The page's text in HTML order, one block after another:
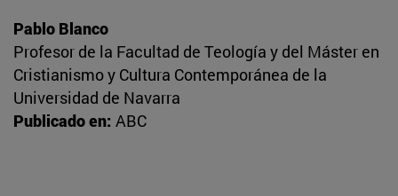
Pablo Blanco
Profesor de la Facultad de Teología y del Máster en
Cristianismo y Cultura Contemporánea de la
Universidad de Navarra
Publicado en: ABC